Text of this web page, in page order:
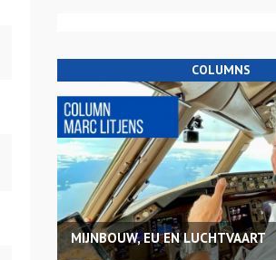
COLUMNS
MIJNBOUW, EU EN LUCHTVAART